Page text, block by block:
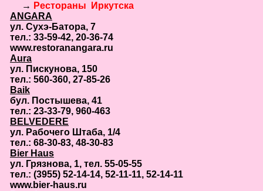
→ Рестораны Иркутска
ANGARA
ул. Сухэ-Батора, 7
тел.: 33-59-42, 20-36-74
www.restoranangara.ru
Aura
ул. Пискунова, 150
тел.: 560-360, 27-85-26
Baik
бул. Постышева, 41
тел.: 23-33-79, 960-463
BELVEDERE
ул. Рабочего Штаба, 1/4
тел.: 68-30-83, 48-30-83
Bier Haus
ул. Грязнова, 1, тел. 55-05-55
тел.: (3955) 52-14-14, 52-11-11, 52-14-11
www.bier-haus.ru